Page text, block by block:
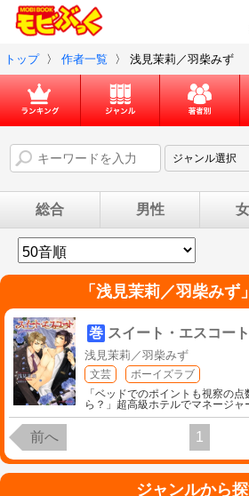
トップ 〉 作者一覧 〉 浅見茉莉／羽柴みず
総合 男性
「 浅見茉莉／羽柴みず
巻 スイート・エスコート
浅見茉莉／羽柴みず
文芸
ボーイズラブ
「ベッドでのポイントも視察の
ら？」超高級ホテルでマネージャ
前へ 1
ジャンルから